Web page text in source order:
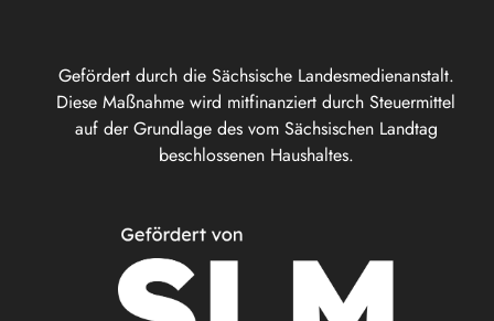
Gefördert durch die Sächsische Landesmedienanstalt.
Diese Maßnahme wird mitfinanziert durch Steuermittel
auf der Grundlage des vom Sächsischen Landtag
beschlossenen Haushaltes.